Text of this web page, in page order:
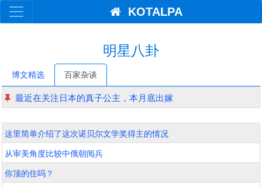
KOTALPA
明星八卦
博文精选 百家杂谈
最近在关注日本的真子公主，本月底出嫁
这里简单介绍了这次诺贝尔文学奖得主的情况
从审美角度比较中俄朝阅兵
你顶的住吗？